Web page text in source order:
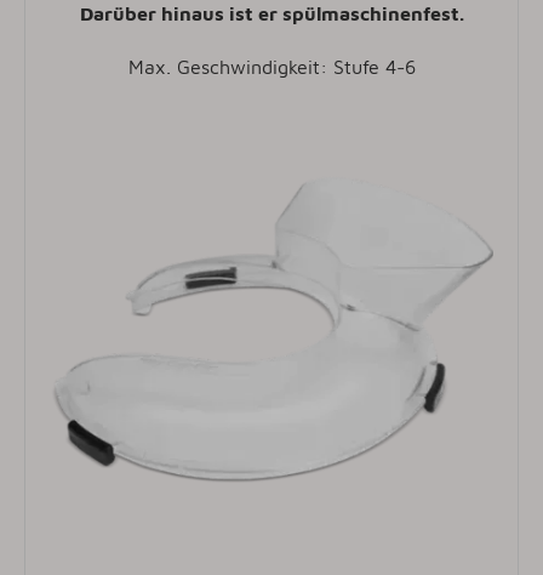
Darüber hinaus ist er spülmaschinenfest.
Max. Geschwindigkeit: Stufe 4-6